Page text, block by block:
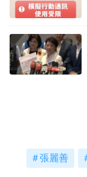
張麗善